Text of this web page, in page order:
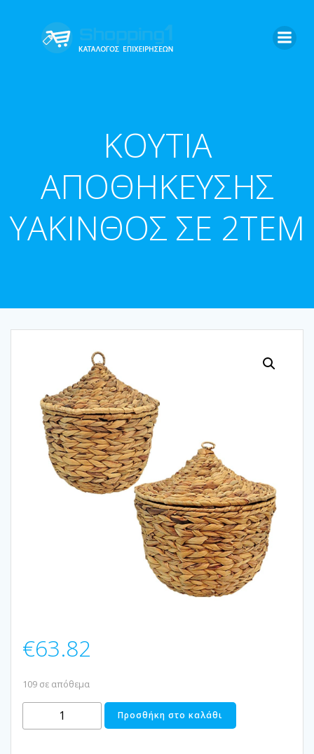
ΚΟΥΤΙΑ
ΑΠΟΘΗΚΕΥΣΗΣ
ΥΑΚΙΝΘΟΣ ΣΕ 2ΤΕΜ
€63.82
109 σε απόθεμα
ΚΟΥΤΙΑ
ΑΠΟΘΗΚΕΥΣΗΣ
Προσθήκη στο καλάθι